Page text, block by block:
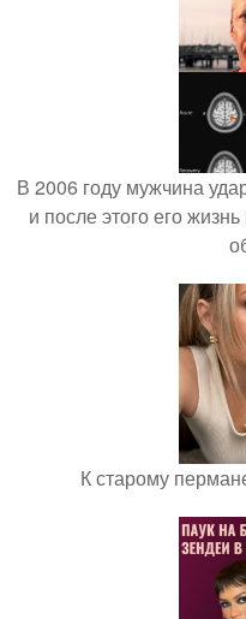
В 2006 году мужчина
и после этого его
К старому